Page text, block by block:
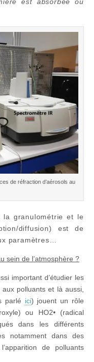
de réfraction d’aérosols au
la granulométrie et le
diffusion) est de
paramètres…
sein de l’atmosphère ?
important d’étudier les
polluants et là aussi,
parlé ici) jouent un rôle
ou HO2• (radical
dans les différents
notamment dans des
de polluants